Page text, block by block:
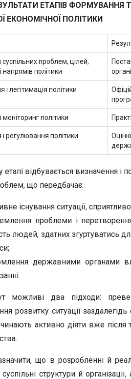
ЕТАПІВ ФОРМУВАННЯ
ЕКОНОМІЧНОЇ ПОЛІТИКИ
проблем, цілей,
напрямів політики
і легітимація політики
моніторинг політики
регулювання політики
відбувається визначення і
що передбачає:
існування ситуації,
проблеми і
людей, здатних згуртуватись
державними органами
можливі два підходи:
розвитку ситуації
активно діяти вже
що в розробленні й
суспільні структури й